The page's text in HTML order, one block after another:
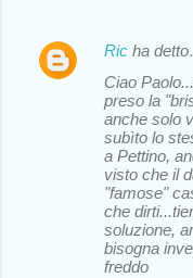
Ric ha
Ciao
preso la
anche solo
subìto lo
a Pettino,
visto che il
"famose"
che
soluzione,
bisogna
freddo